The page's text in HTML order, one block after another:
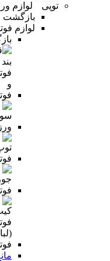
لوازم
بازگشت
لوازم